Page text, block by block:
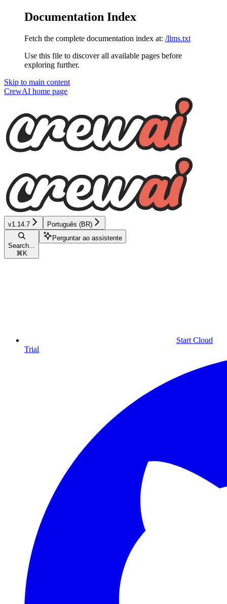
Documentation Index
Fetch the complete documentation index at: /llms.txt
Use this file to discover all available pages before
exploring further.
Skip to main content
CrewAI home page
v1.14.7 Português (BR)
Search...
⌘ K
Perguntar ao assistente
Start Cloud
Trial